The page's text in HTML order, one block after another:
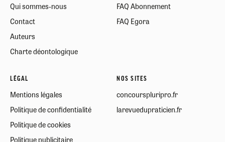
Qui sommes-nous
Contact
Auteurs
Charte déontologique
FAQ Abonnement
FAQ Egora
LÉGAL
Mentions légales
Politique de confidentialité
Politique de cookies
Politique publicitaire
NOS SITES
concourspluripro.fr
larevuedupraticien.fr